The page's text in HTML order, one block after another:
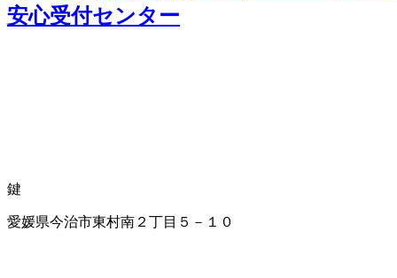
安心受付センター
鍵
愛媛県今治市東村南２丁目５－１０